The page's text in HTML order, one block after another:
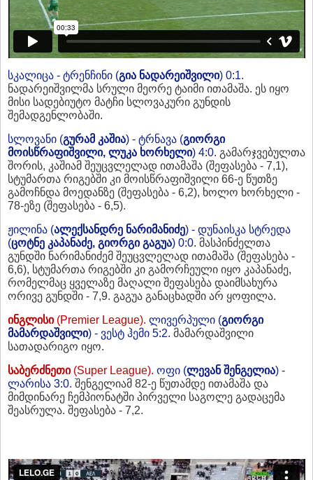
სკალიცა - ტრენჩინი (გია ნადარეიშვილი) 0:1.
ნადარეიშვილმა სრული მეორე ტაიმი ითამაშა. ეს იყო
მისი სადებიუტო მატჩი სლოვაკური გუნდის
შემადგენლობაში.
სლოვანი (გურამ კაშია) - ტრნავა (გიორგი
მოისწრაფიშვილი, ლუკა ხორხელი) 4:0. გამარჯვებულთა
შორის, კაშიამ შეუცვლელად ითამაშა (შეფასება - 7,1),
სტუმართა რიგებში კი მოისწრაფიშვილი 66-ე წუთზე
გამოჩნდა მოედანზე (შეფასება - 6,2), ხოლო ხორხელი -
78-ეზე (შეფასება - 6,5).
ჟილინა (ალექსანდრე ნარიმანიძე) - დუნაისკა სტრედა
(ცოტნე კაპანაძე, გიორგი გაგუა) 0:0. მასპინძელთა
გუნდში ნარიმანიძემ შეუცვლელად ითამაშა (შეფასება -
6,6), სტუმართა რიგებში კი გამორჩეული იყო კაპანაძე,
რომელმაც ყველაზე მაღალი შეფასება დაიმსახურა
ორივე გუნდში - 7,9. გაგუა განაცხადში არ ყოფილა.
ინგლისი (Premier League). ლივერპული (გიორგი
მამარდაშვილი) - ვესტ ჰემი 5:2. მამარდაშვილი
სათადარიგო იყო.
საბერძნეთი (Super League). ოფი (ლევან შენგელია) -
ლარისა 3:0. შენგელიამ 82-ე წუთამდე ითამაშა და
მიმდინარე ჩემპიონატში პირველი საგოლე გადაცემა
შეასრულა. შეფასება - 7,2.